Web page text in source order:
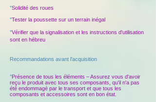
°Solidité des roues
°Tester la poussette sur un terrain inégal
°Vérifier que la signalisation et les instructions d'utilisation
sont en hébreu
Recommandations avant l'acquisition
°Présence de tous les éléments – Assurez vous d'avoir
reçu le produit avec tous ses composants, qu'il n'a pas
été endommagé par le transport et que tous les
composants et accessoires sont en bon état.